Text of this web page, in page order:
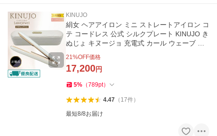
KINUJO
絹女 ヘアアイロン ミニ ストレートアイロン コ
テ コードレス 公式 シルクプレート KINUJO き
ぬじょ キヌージョ 充電式 カール ウェーブ シ
21%OFF価格
17,200円
5% （789pt）
4.47（ 17件）
最短8/8お届け